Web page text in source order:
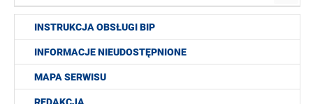
INSTRUKCJA OBSŁUGI BIP
INFORMACJE NIEUDOSTĘPNIONE
MAPA SERWISU